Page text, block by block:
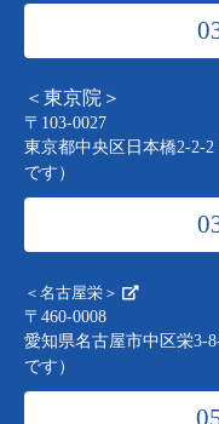
＜東京院＞
〒103-0027
東京都中央区日本橋2-2-
です）
＜名古屋栄＞
〒460-0008
愛知県名古屋市中区栄3-
です）